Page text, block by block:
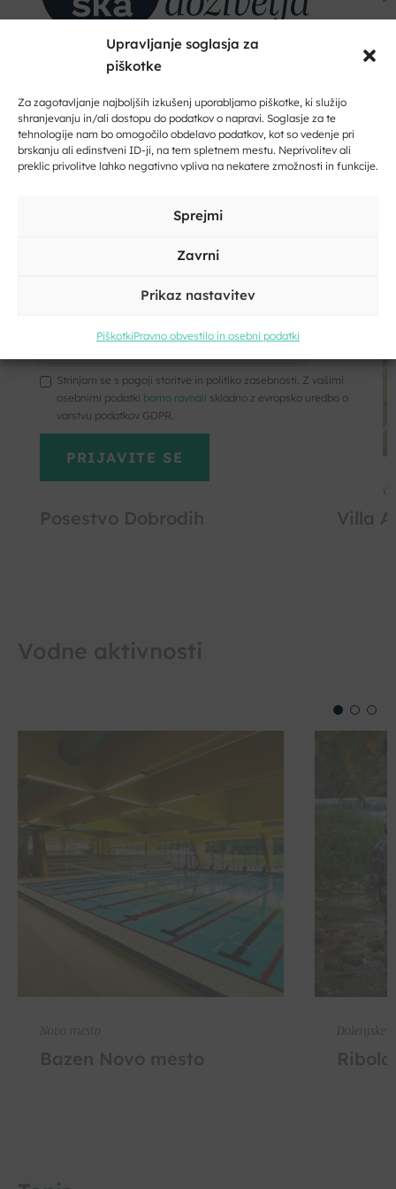
Upravljanje soglasja za
piškotke
Za zagotavljanje najboljših izkušenj uporabljamo piškotke, ki služijo
shranjevanju in/ali dostopu do podatkov o napravi. Soglasje za te
tehnologije nam bo omogočilo obdelavo podatkov, kot so vedenje pri
brskanju ali edinstveni ID-ji, na tem spletnem mestu. Neprivolitev ali
preklic privolitve lahko negativno vpliva na nekatere zmožnosti in funkcije.
Sprejmi
Zavrni
Prikaz nastavitev
PiškotkiPravno obvestilo in osebni podatki
Jahanje
Posestvo Dobrodih Villa
Vodne aktivnosti
Novo mesto
Bazen Novo mesto
Dolenjske
Dobrodošli na Dolenjskem!
Vpišite svoj e-naslov
Strinjam se s pogoji storitve in politiko zasebnosti. Z vašimi
osebnimi podatki bomo ravnali skladno z evropsko uredbo o
varstvu podatkov GDPR.